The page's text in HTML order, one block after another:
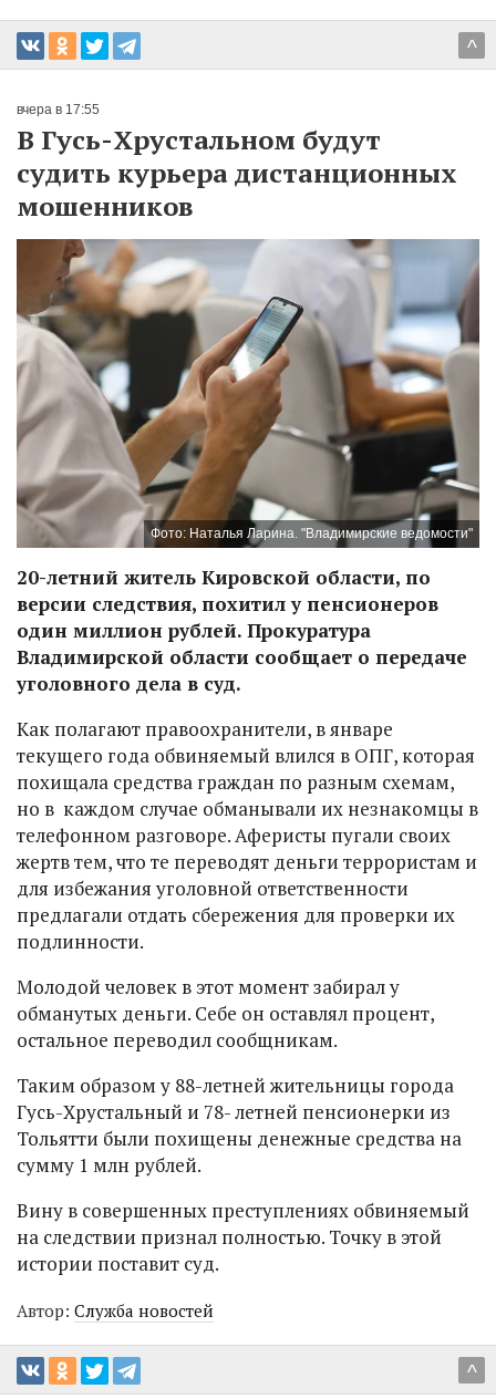
^
вчера в 17:55
В Гусь-Хрустальном будут
судить курьера дистанционных
мошенников
Фото: Наталья Ларина. "Владимирские ведомости"
20-летний житель Кировской области, по
версии следствия, похитил у пенсионеров
один миллион рублей. Прокуратура
Владимирской области сообщает о передаче
уголовного дела в суд.
Как полагают правоохранители, в январе
текущего года обвиняемый влился в ОПГ, которая
похищала средства граждан по разным схемам,
но в каждом случае обманывали их незнакомцы в
телефонном разговоре. Аферисты пугали своих
жертв тем, что те переводят деньги террористам и
для избежания уголовной ответственности
предлагали отдать сбережения для проверки их
подлинности.
Молодой человек в этот момент забирал у
обманутых деньги. Себе он оставлял процент,
остальное переводил сообщникам.
Таким образом у 88-летней жительницы города
Гусь-Хрустальный и 78- летней пенсионерки из
Тольятти были похищены денежные средства на
сумму 1 млн рублей.
Вину в совершенных преступлениях обвиняемый
на следствии признал полностью. Точку в этой
истории поставит суд.
Автор: Служба новостей
^